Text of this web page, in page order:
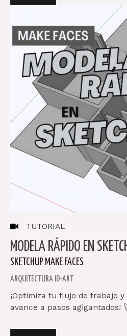
TUTORIAL
MODELA RÁPIDO EN
SKETCHUP MAKE FACES
ARQUITECTURA ID-ART
¡Optimiza tu flujo de trabajo
avance a pasos agigantados!